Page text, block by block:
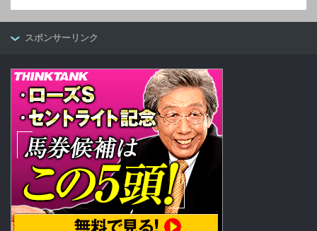
スポンサーリンク